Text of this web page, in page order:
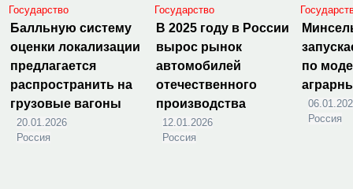
Государство
Балльную систему
оценки локализации
предлагается
распространить на
грузовые вагоны
20.01.2026
Россия
Государство
В 2025 году в России
вырос рынок
автомобилей
отечественного
производства
12.01.2026
Россия
по
Россия